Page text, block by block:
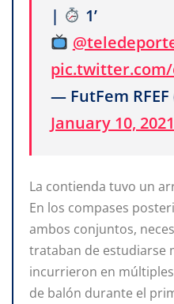
|
1’
pic.twitter.com/
— FutFem RFEF
January 10, 2021
La contienda tuvo un
En los compases
ambos conjuntos,
trataban de estudiarse
incurrieron en
de balón durante el